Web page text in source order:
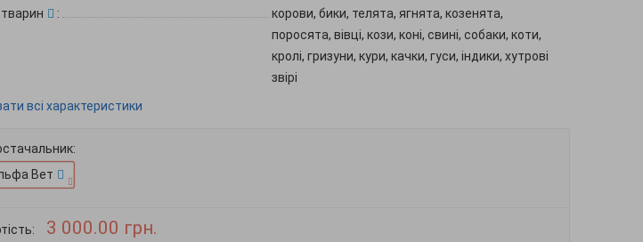
:
корови, бики, телята, ягнята, козенята,
поросята, вівці, кози, коні, свині, собаки, коти,
кролі, гризуни, кури, качки, гуси, індики, хутрові
звірі
всі характеристики
Вет
3 000.00 грн.